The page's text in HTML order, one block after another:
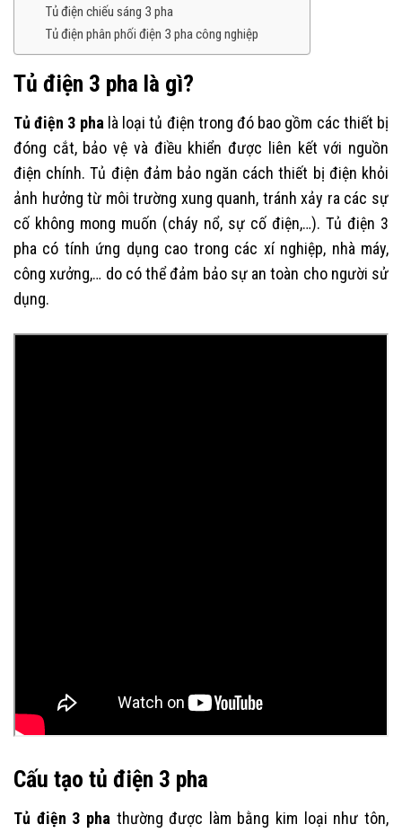
Tủ điện chiếu sáng 3 pha
Tủ điện phân phối điện 3 pha công nghiệp
Tủ điện 3 pha là gì?
Tủ điện 3 phalà loại tủ điện trong đó bao gồm các thiết bị
đóng cắt, bảo vệ và điều khiển được liên kết với nguồn
điện chính. Tủ điện đảm bảo ngăn cách thiết bị điện khỏi
ảnh hưởng từ môi trường xung quanh, tránh xảy ra các sự
cố không mong muốn (cháy nổ, sự cố điện,…). Tủ điện 3
pha có tính ứng dụng cao trong các xí nghiệp, nhà máy,
công xưởng,… do có thể đảm bảo sự an toàn cho người sử
dụng.
Cấu tạo tủ điện 3 pha
Tủ điện 3 pha thường được làm bằng kim loại như tôn,